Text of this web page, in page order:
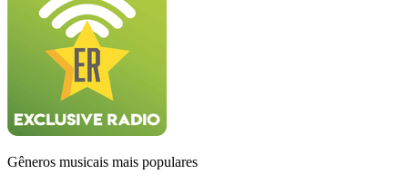
Gêneros musicais mais populares